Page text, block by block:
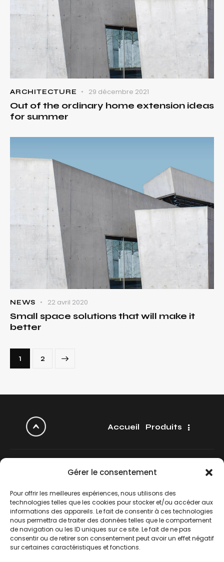
Gérer le consentement
Pour offrir les meilleures expériences, nous utilisons des
technologies telles que les cookies pour stocker et/ou accéder aux
informations des appareils. Le fait de consentir à ces technologies
nous permettra de traiter des données telles que le comportement
de navigation ou les ID uniques sur ce site. Le fait de ne pas
consentir ou de retirer son consentement peut avoir un effet négatif
sur certaines caractéristiques et fonctions.
ARCHITECTURE 29 décembre 2021
Out of the ordinary home extension ideas
for summer
NEWS 22 avril 2020
Small space solutions that will make it
better
1 2
Accueil Produits
Z.A. Rosengart –
8 rue Georges Guynemer
22190 Plérin
+33 7 84 06 11 78
info@alcove-concept.com
Recevez nos dernières actualités.